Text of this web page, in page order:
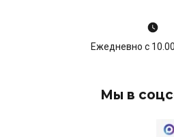
Ежедневно с
Мы в